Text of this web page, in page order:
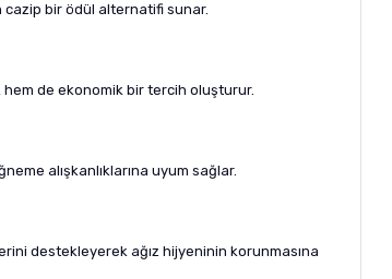
cazip bir ödül alternatifi sunar.
hem de ekonomik bir tercih oluşturur.
alışkanlıklarına uyum sağlar.
destekleyerek ağız hijyeninin korunmasına